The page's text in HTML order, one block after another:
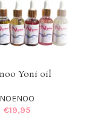
Yoni oil
NOENOO
€19,95